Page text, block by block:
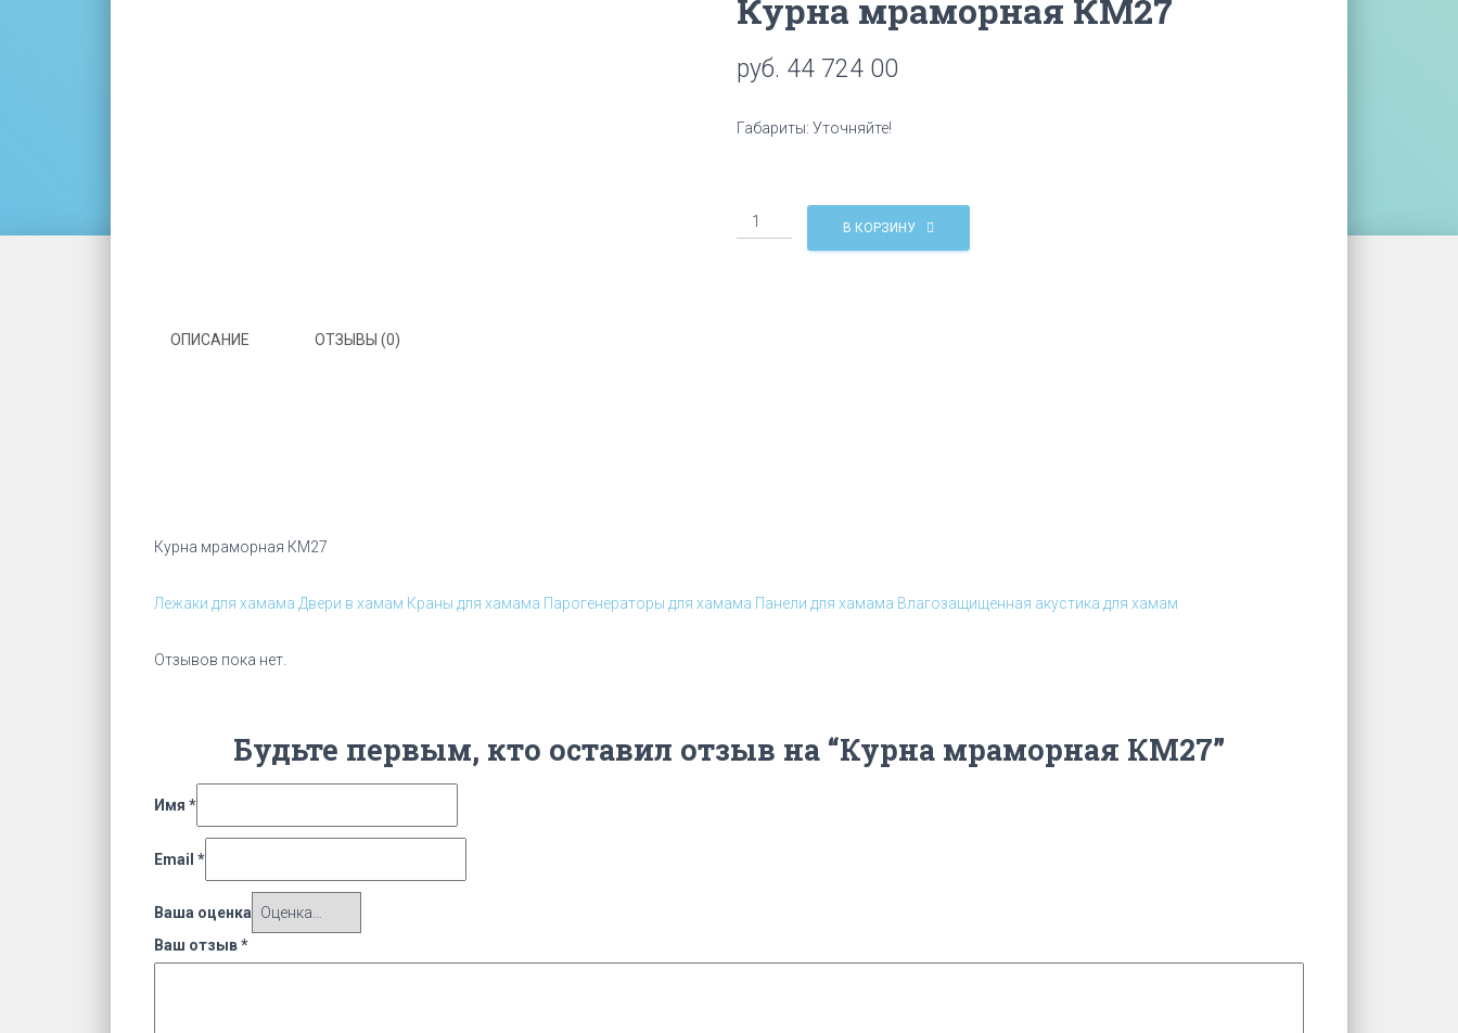
Курна мраморная КМ27
руб. 44 724 00
Габариты: Уточняйте!
Количество
Курна
В КОРЗИНУ
ОПИСАНИЕ ОТЗЫВЫ (0)
Курна мраморная КМ27
Лежаки для хамама Двери в хамам Краны для хамама Парогенераторы для хамама Панели для хамама Влагозащищенная акустика для хамам
Отзывов пока нет.
Будьте первым, кто оставил отзыв на “Курна мраморная КМ27”
Имя *
Email *
Ваша оценка
Ваш отзыв*